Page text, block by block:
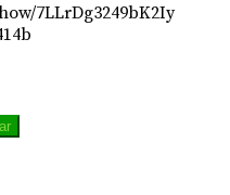
7LLrDg3249bK2Iy